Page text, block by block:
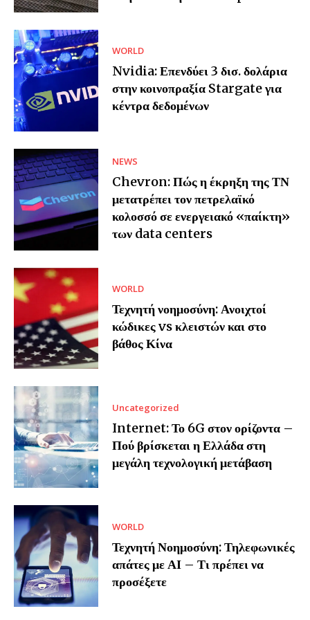
WORLD
Nvidia: Επενδύει 3 δισ. δολάρια
στην κοινοπραξία Stargate για
κέντρα δεδομένων
NEWS
Chevron: Πώς η έκρηξη της ΤΝ
μετατρέπει τον πετρελαϊκό
κολοσσό σε ενεργειακό «παίκτη»
των data centers
WORLD
Τεχνητή νοημοσύνη: Ανοιχτοί
κώδικες vs κλειστών και στο
βάθος Κίνα
Uncategorized
Internet: Το 6G στον ορίζοντα –
Πού βρίσκεται η Ελλάδα στη
μεγάλη τεχνολογική μετάβαση
WORLD
Τεχνητή Νοημοσύνη: Τηλεφωνικές
απάτες με ΑΙ – Τι πρέπει να
προσέξετε